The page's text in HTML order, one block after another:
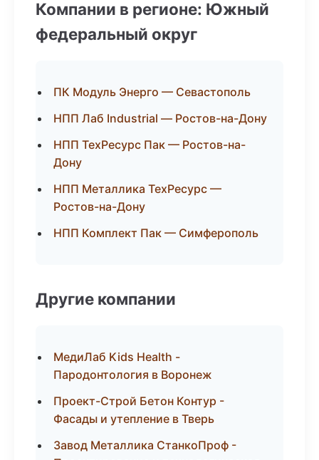
Компании в регионе: Южный
федеральный округ
ПК Модуль Энерго — Севастополь
НПП Лаб Industrial — Ростов-на-Дону
НПП ТехРесурс Пак — Ростов-на-
Дону
НПП Металлика ТехРесурс —
Ростов-на-Дону
НПП Комплект Пак — Симферополь
Другие компании
МедиЛаб Kids Health -
Пародонтология в Воронеж
Проект-Строй Бетон Контур -
Фасады и утепление в Тверь
Завод Металлика СтанкоПроф -